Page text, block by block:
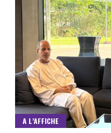
A L’AFFICHE